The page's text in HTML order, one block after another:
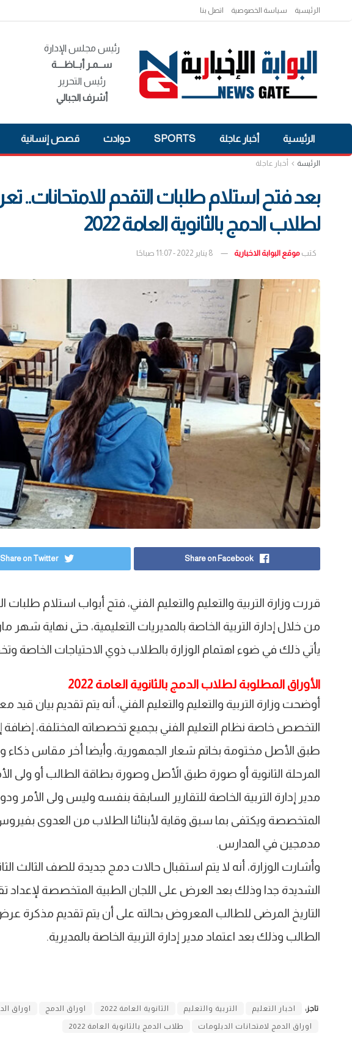
الرئيسية سياسة الخصوصية اتصل بنا
رئيس مجلس الإدارة
ســمـر أبــاظــــة
رئيس التحرير
أشرف الجبالي
الرئيسية أخبار عاجلة SPORTS حوادث قصص إنسانية
الرئيسة أخبار عاجلة
بعد فتح استلام طلبات التقدم للامتحانات..
لطلاب الدمج بالثانوية العامة 2022
كتب موقع البوابة الاخبارية 8 يناير 2022 - 11:07 صباحًا
Share on Facebook
Share on Twitter
قررت وزارة التربية والتعليم والتعليم الفني، فتح أبواب استلام طلبات
من خلال إدارة التربية الخاصة بالمديريات التعليمية، حتى نهاية شهر مارس
يأتي ذلك في ضوء اهتمام الوزارة بالطلاب ذوي الاحتياجات الخاصة
الأوراق المطلوبة لطلاب الدمج بالثانوية العامة 2022
أوضحت وزارة التربية والتعليم والتعليم الفني، أنه يتم تقديم بيان
التخصص خاصة نظام التعليم الفني بجميع تخصصاته المختلفة، إضافة
طبق الأصل مختومة بخاتم شعار الجمهورية، وأيضا أخر مقاس ذكاء
المرحلة الثانوية أو صورة طبق الأًصل وصورة بطاقة الطالب أو ولى
مدير إدارة التربية الخاصة للتقارير السابقة بنفسه وليس ولى الأمر
المتخصصة ويكتفى بما سبق وقاية لأبنائنا الطلاب من العدوى
مدمجين في المدارس.
وأشارت الوزارة، أنه لا يتم استقبال حالات دمج جديدة للصف الثالث
الشديدة جدا وذلك بعد العرض على اللجان الطبية المتخصصة لإعداد
التاريخ المرضى للطالب المعروض بحالته على أن يتم تقديم مذكرة
الطالب وذلك بعد اعتماد مدير إدارة التربية الخاصة بالمديرية.
تاجز: اخبار التعليم التربية والتعليم الثانوية العامة 2022 اوراق الدمج اوراق
اوراق الدمج لامتحانات الدبلومات طلاب الدمج بالثانوية العامة 2022